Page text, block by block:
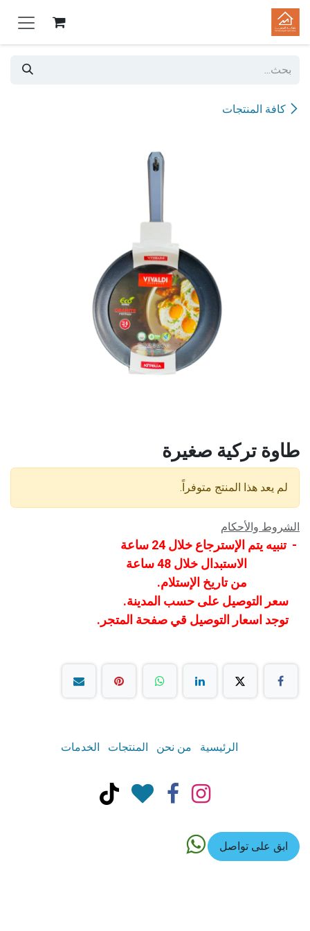
تخطي للذهاب إلى المحتوى
كافة المنتجات
طاوة تركية صغيرة
لم يعد هذا المنتج متوفراً.
الشروط والأحكام
- تنبيه يتم الإسترجاع خلال 24 ساعة
الاستبدال خلال 48 ساعة
من تاريخ الإستلام.
سعر التوصيل على حسب المدينة.
توجد اسعار التوصيل قي صفحة المتجر.
الرئيسية من نحن المنتجات الخدمات
ابق على تواصل